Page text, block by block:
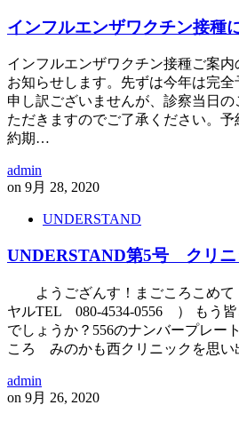
インフルエンザワクチン接種
インフルエンザワクチン接種ご案
お知らせします。先ずは今年は完
申し訳ございませんが、診察当日
ただきますのでご了承ください。
約期…
admin
on 9月 28, 2020
UNDERSTAND
UNDERSTAND第5号 クリニ
ようござんす！まごころこめて
ヤルTEL 080-4534-0556 ） もう皆
でしょうか？556のナンバープレー
ころ みのかも西クリニックを思
admin
on 9月 26, 2020